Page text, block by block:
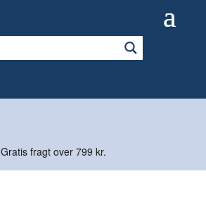
Gratis fragt over 799 kr.